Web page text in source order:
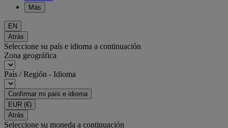
Más
EN
Atrás
Seleccione su país e idioma a continuación
Zona geográfica
País / Región - Idioma
Confirmar mi país e idioma
EUR (€)
Atrás
Seleccione su moneda a continuación